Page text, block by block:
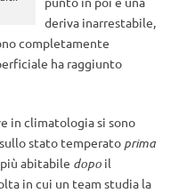
deriva inarrestabile,
completamente
ha raggiunto
in climatologia si sono
stato temperato prima
abitabile dopo il
in cui un team studia la